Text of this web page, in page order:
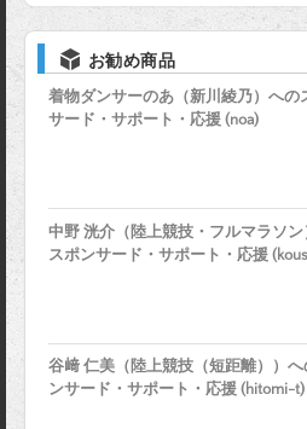
お勧め商品
着物ダンサーのあ（新川綾乃）への
サード・サポート・応援 (noa)
中野 洸介（陸上競技・フルマラソン
スポンサード・サポート・応援
谷﨑 仁美（陸上競技（短距離））へ
ンサード・サポート・応援 (hitomi-t)